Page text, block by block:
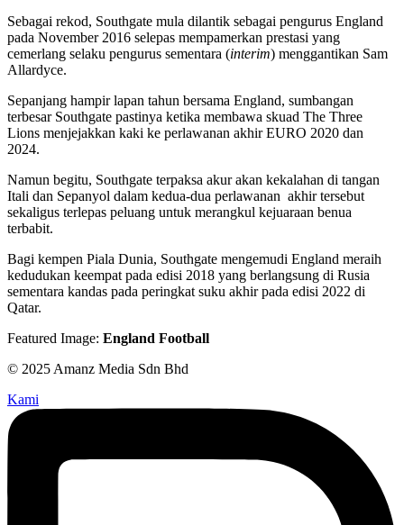
Sebagai rekod, Southgate mula dilantik sebagai pengurus England
pada November 2016 selepas mempamerkan prestasi yang
cemerlang selaku pengurus sementara (interim) menggantikan Sam
Allardyce.
Sepanjang hampir lapan tahun bersama England, sumbangan
terbesar Southgate pastinya ketika membawa skuad The Three
Lions menjejakkan kaki ke perlawanan akhir EURO 2020 dan
2024.
Namun begitu, Southgate terpaksa akur akan kekalahan di tangan
Itali dan Sepanyol dalam kedua-dua perlawanan akhir tersebut
sekaligus terlepas peluang untuk merangkul kejuaraan benua
terbabit.
Bagi kempen Piala Dunia, Southgate mengemudi England meraih
kedudukan keempat pada edisi 2018 yang berlangsung di Rusia
sementara kandas pada peringkat suku akhir pada edisi 2022 di
Qatar.
Featured Image: England Football
© 2025 Amanz Media Sdn Bhd
Kami